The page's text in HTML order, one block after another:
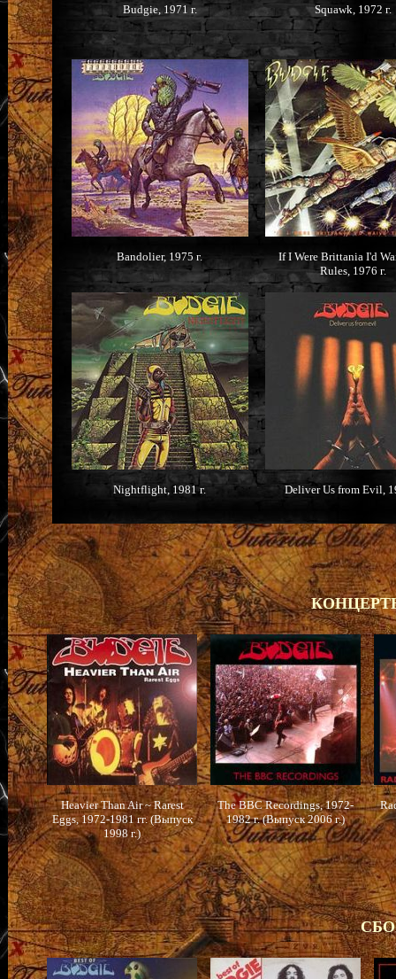
Budgie, 1971 г. Squawk, 1972 г.
Bandolier, 1975 г.
If I Were Brittania I'd
Rules, 1976 г.
Nightflight, 1981 г. Deliver Us from Evil,
Heavier Than Air ~ Rarest
Eggs, 1972-1981 гг. (Выпуск
1998 г.)
The BBC Recordings, 1972-
1982 г. (Выпуск 2006 г.)